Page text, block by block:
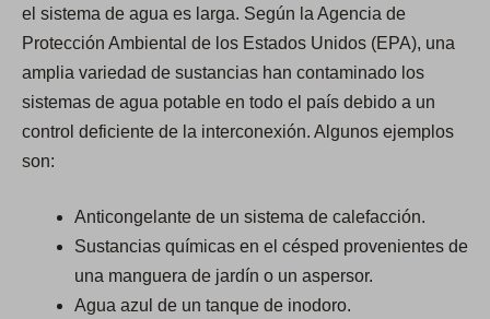
el sistema de agua es larga. Según la Agencia de
Protección Ambiental de los Estados Unidos (EPA), una
amplia variedad de sustancias han contaminado los
sistemas de agua potable en todo el país debido a un
control deficiente de la interconexión. Algunos ejemplos
son:
Anticongelante de un sistema de calefacción.
Sustancias químicas en el césped provenientes de
una manguera de jardín o un aspersor.
Agua azul de un tanque de inodoro.